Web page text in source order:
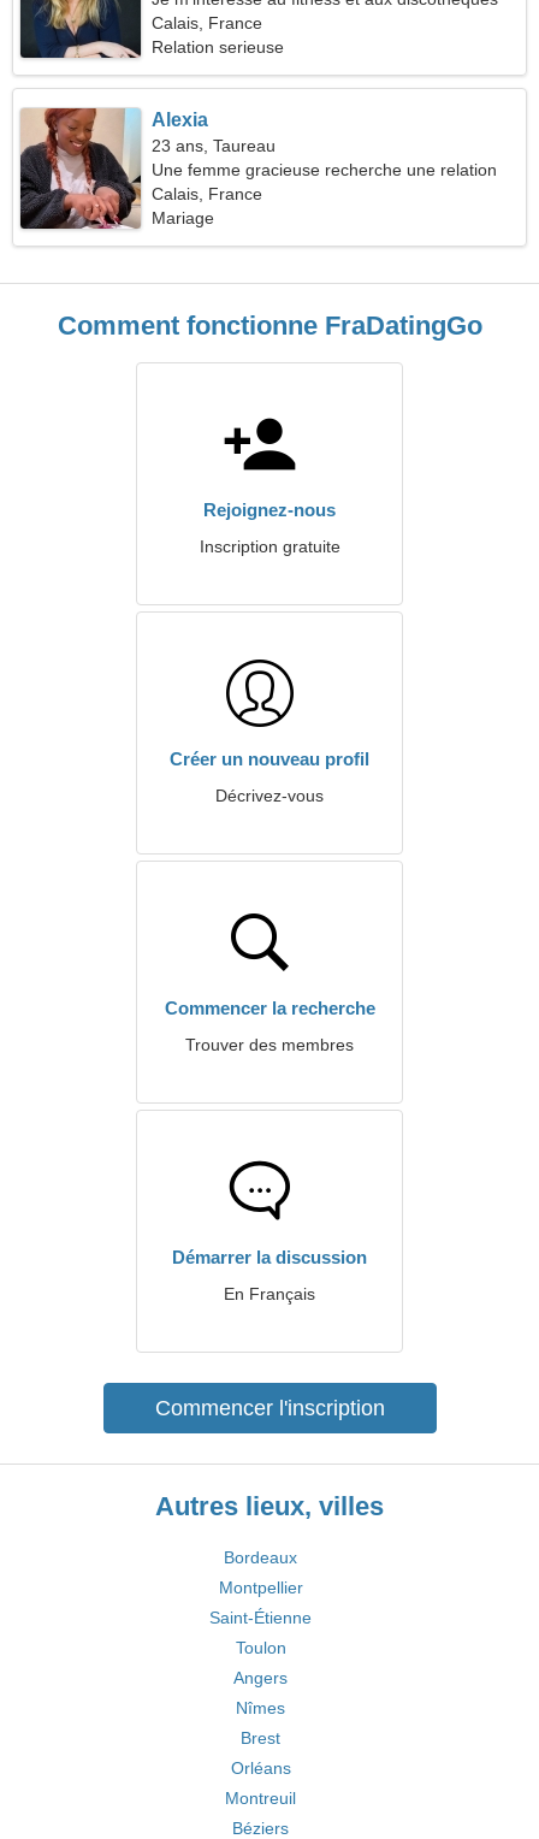
Calais, France
Relation serieuse
Alexia
23 ans, Taureau
Une femme gracieuse recherche une relation
amoureuse
Calais, France
Mariage
Comment fonctionne FraDatingGo
Rejoignez-nous
Inscription gratuite
Créer un nouveau profil
Décrivez-vous
Commencer la recherche
Trouver des membres
Démarrer la discussion
En Français
Commencer l'inscription
Autres lieux, villes
Bordeaux
Montpellier
Saint-Étienne
Toulon
Angers
Nîmes
Brest
Orléans
Montreuil
Béziers